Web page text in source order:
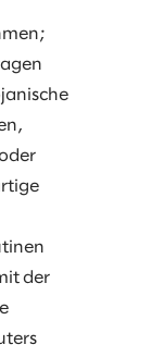
der